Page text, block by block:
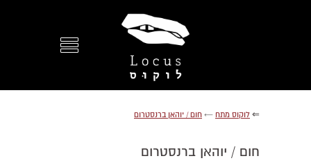
⇐ לוקוס מתח ← חום / יוהאן ברנסטרום
חום / יוהאן ברנסטרום